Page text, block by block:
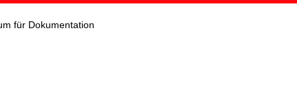
für Dokumentation